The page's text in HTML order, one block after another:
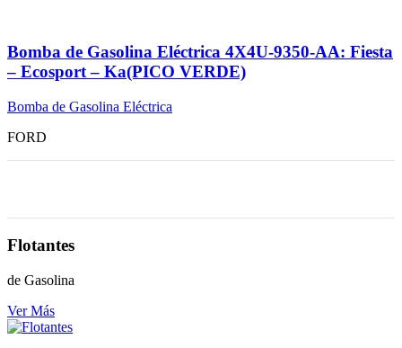
Bomba de Gasolina Eléctrica 4X4U-9350-AA: Fiesta
– Ecosport – Ka(PICO VERDE)
Bomba de Gasolina Eléctrica
FORD
Flotantes
de Gasolina
Ver Más